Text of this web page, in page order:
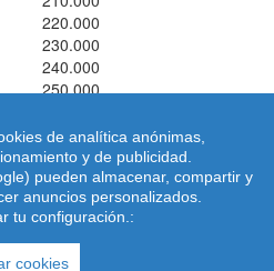
220.000
230.000
240.000
250.000
calcular-hipoteca.net Home
hipoteca|Condiciones de uso
Legal-
de analítica anónimas,
y de publicidad.
pueden almacenar, compartir y
anuncios personalizados.
tu configuración.:
cookies